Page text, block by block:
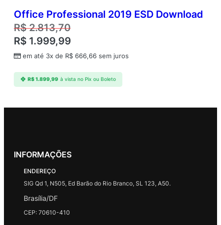
Office Professional 2019 ESD Download
R$2.813,70
R$ 1.999,99
em até 3x de R$ 666,66 sem juros
R$1.899,99 à vista no Pix ou Boleto
INFORMAÇÕES
ENDEREÇO
SIG Qd 1, N505, Ed Barão do Rio Branco, SL 123, A50.
Brasília/DF
CEP: 70610-410